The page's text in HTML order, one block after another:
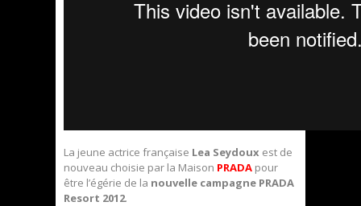
La jeune actrice française Lea Seydoux est de
nouveau choisie par la Maison PRADA pour
être l’égérie de la nouvelle campagne PRADA
Resort 2012.